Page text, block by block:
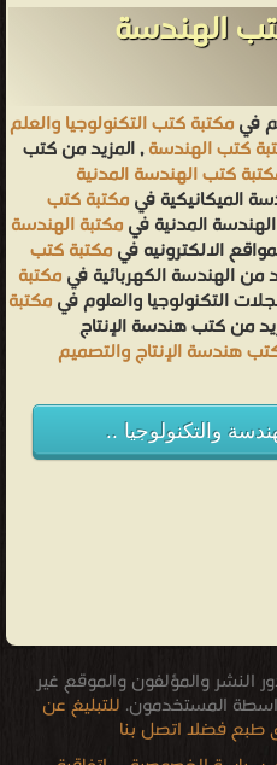
الهندسة
فيمكتبة كتب التكنولوجيا والعلم
كتب الهندسة, المزيد من كتب
كتب الهندسة المدنية
الميكانيكية فيمكتبة كتب
المدنية فيمكتبة الهندسة
الالكترونيه فيمكتبة كتب
من الهندسة الكهربائية فيمكتبة
التكنولوجيا والعلوم فيمكتبة
من كتب هندسة الإنتاج
هندسة الإنتاج والتصميم
والتكنولوجيا ..
والمؤلفون والموقع غير
المستخدمون. للتبليغ عن
فضلا اتصل بنا